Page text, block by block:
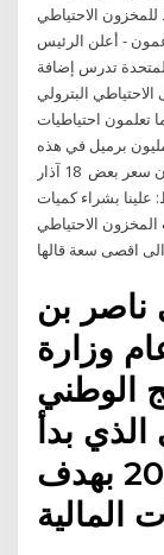
للمخزون الاحتياطي
- أعلن الرئيس
المتحدة تدرس إضافة
إلى الاحتياطي البترولي
(إبريل) 2020 وهي كما تعلمون احتياطيات
ونتطلع إلى وضع ما يصل إلى 75 مليون برميل في هذه
الاحتياطات”. وانهارت أسعار النفط أمس لدرجة أن سعر بعض 18 آذار
علينا بشراء كميات
الاحتياطي
ناصر بن
وزارة
الوطني
الذي بدأ
في شهر سبتمبر 2019 بهدف
المالية